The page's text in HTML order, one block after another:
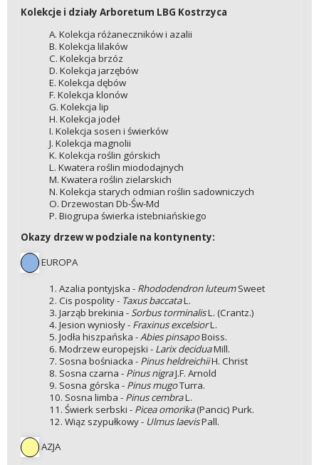
Kolekcje i działy Arboretum LBG Kostrzyca
A. Kolekcja różaneczników i azalii
B. Kolekcja lilaków
C. Kolekcja brzóz
D. Kolekcja jarzębów
E. Kolekcja dębów
F. Kolekcja klonów
G. Kolekcja lip
H. Kolekcja jodeł
I. Kolekcja sosen i świerków
J. Kolekcja magnolii
K. Kolekcja roślin górskich
L. Kwatera roślin miododajnych
M. Kwatera roślin zielarskich
N. Kolekcja starych odmian roślin sadowniczych
O. Drzewostan Db-Św-Md
P. Biogrupa świerka istebniańskiego
Okazy drzew w podziale na kontynenty:
EUROPA
1. Azalia pontyjska - Rhododendron luteumSweet
2. Cis pospolity - Taxus baccataL.
3. Jarząb brekinia - Sorbus torminalisL. (Crantz.)
4. Jesion wyniosły - Fraxinus excelsiorL.
5. Jodła hiszpańska -Abies pinsapoBoiss.
6. Modrzew europejski - Larix deciduaMill.
7. Sosna bośniacka - Pinus heldreichiiH. Christ
8. Sosna czarna -Pinus nigraJ.F. Arnold
9. Sosna górska -Pinus mugoTurra.
10. Sosna limba - Pinus cembraL.
11. Świerk serbski - Picea omorika(Pancic) Purk.
12. Wiąz szypułkowy - Ulmus laevisPall.
AZJA